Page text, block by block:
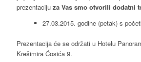
prezentaciju za Vas smo otvorili dodatni
27.03.2015. godine (petak) s
Prezentacija će se održati u Hotelu
Krešimira Ćosića 9.